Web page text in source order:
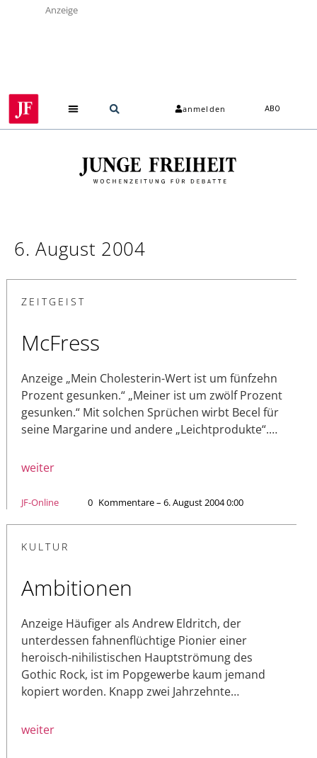
Anzeige
anmelden ABO
6. August 2004
ZEITGEIST
McFress
Anzeige „Mein Cholesterin-Wert ist um fünfzehn
Prozent gesunken.“ „Meiner ist um zwölf Prozent
gesunken.“ Mit solchen Sprüchen wirbt Becel für
seine Margarine und andere „Leichtprodukte“.…
weiter
JF-Online 0 Kommentare – 6. August 2004 0:00
KULTUR
Ambitionen
Anzeige Häufiger als Andrew Eldritch, der
unterdessen fahnenflüchtige Pionier einer
heroisch-nihilistischen Hauptströmung des
Gothic Rock, ist im Popgewerbe kaum jemand
kopiert worden. Knapp zwei Jahrzehnte…
weiter